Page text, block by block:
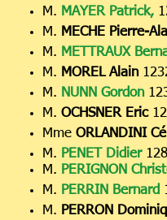
M. MAYER Patrick,
M. MECHE Pierre-
M. METTRAUX
M. MOREL Alain
M. NUNN Gordon
M. OCHSNER Eric
Mme ORLANDINI
M. PENET Didier
M. PERIGNON
M. PERRIN Bernard
M. PERRON